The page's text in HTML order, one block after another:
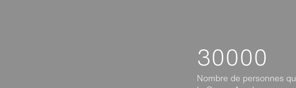
30000
Nombre de personnes